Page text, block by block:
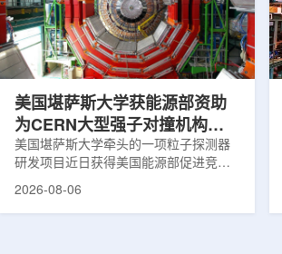
热反射法难以区分不同材料层中的热传
输情况，红外成像等方法也难以在微小
尺度上捕捉快速变化。为解决这一问
题...
美国堪萨斯大学获能源部资助
为CERN大型强子对撞机构建
新一代探测器
美国堪萨斯大学牵头的一项粒子探测器
研发项目近日获得美国能源部促进竞争
性研究的既定计划(DOE EPSCoR)资
2026-08-06